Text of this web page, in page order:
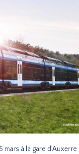
à la gare d’Auxerre